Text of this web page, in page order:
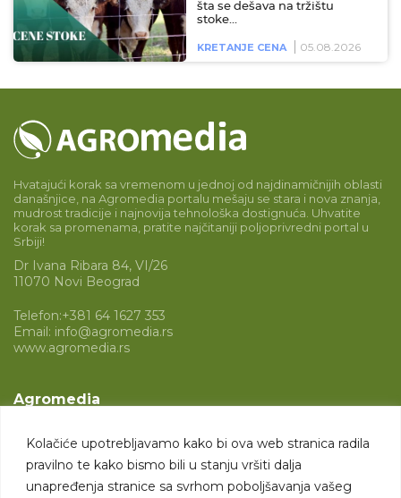
Kolačiće upotrebljavamo kako bi ova web stranica radila
pravilno te kako bismo bili u stanju vršiti dalja
unapređenja stranice sa svrhom poboljšavanja vašeg
šta se dešava na tržištu
stoke…
KRETANJE CENA 05.08.2026
Hvatajući korak sa vremenom u jednoj od najdinamičnijih oblasti
današnjice, na Agromedia portalu mešaju se stara i nova znanja,
mudrost tradicije i najnovija tehnološka dostignuća. Uhvatite
korak sa promenama, pratite najčitaniji poljoprivredni portal u
Srbiji!
Dr Ivana Ribara 84, VI/26
11070 Novi Beograd
Telefon:+381 64 1627 353
Email: info@agromedia.rs
www.agromedia.rs
Agromedia
Svet poljoprivrede
Marketing usluge